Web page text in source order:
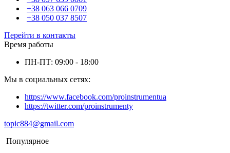
+38 063 066 0709
+38 050 037 8507
Перейти в контакты
Время работы
ПН-ПТ: 09:00 - 18:00
Мы в социальных сетях:
https://www.facebook.com/proinstrumentua
https://twitter.com/proinstrumenty
topic884@gmail.com
Популярное